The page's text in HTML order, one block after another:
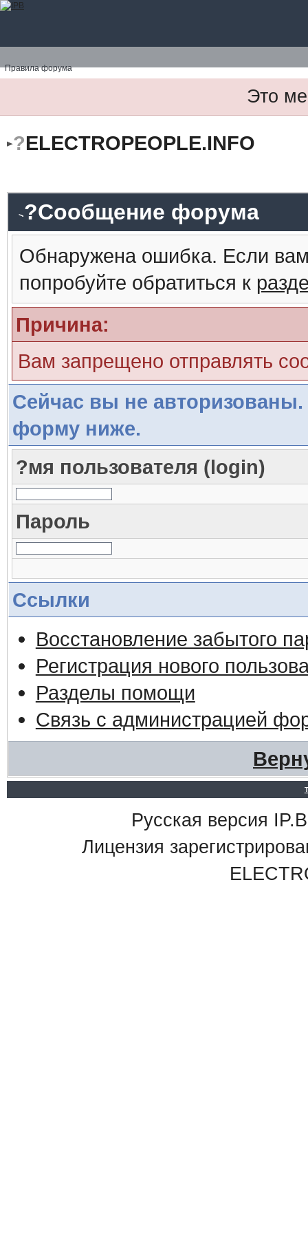
Правила форума
Это
?ELECTROPEOPLE.INFO
?Сообщение форума
Обнаружена ошибка. Если
попробуйте обратиться к
Причина:
Вам запрещено отправлять
Сейчас вы не авторизованы.
форму ниже.
?мя пользователя (login)
Пароль
Ссылки
Восстановление забытого
Регистрация нового
Разделы помощи
Связь с администрацией
Русская версия
Лицензия